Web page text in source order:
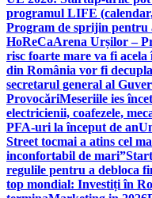
programul LIFE
Program de sprijin
HoReCaArena Urșilor –
risc foarte mare va fi
din România vor fi
secretarul general al
ProvocăriMeseriile ies
electricienii, coafezele,
PFA-uri la început de an
Street tocmai a atins cel
inconfortabil de mari”
regulile pentru a debloca
top mondial: Investiți în